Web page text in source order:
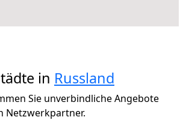
in Russland
Sie unverbindliche Angebote
Netzwerkpartner.